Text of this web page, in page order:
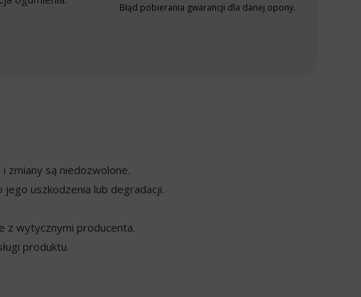
Błąd pobierania gwarancji dla danej opony.
zmiany są niedozwolone.
jego uszkodzenia lub degradacji.
z wytycznymi producenta.
produktu.